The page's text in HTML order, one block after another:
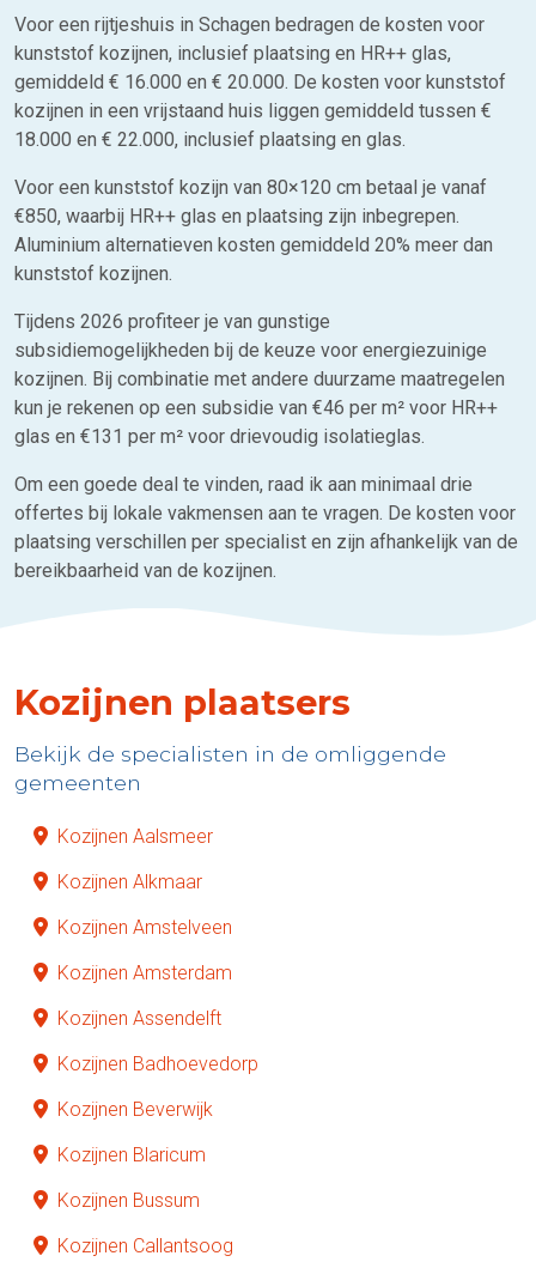
Voor een rijtjeshuis in Schagen bedragen de kosten voor
kunststof kozijnen, inclusief plaatsing en HR++ glas,
gemiddeld € 16.000 en € 20.000. De kosten voor kunststof
kozijnen in een vrijstaand huis liggen gemiddeld tussen €
18.000 en € 22.000, inclusief plaatsing en glas.
Voor een kunststof kozijn van 80×120 cm betaal je vanaf
€850, waarbij HR++ glas en plaatsing zijn inbegrepen.
Aluminium alternatieven kosten gemiddeld 20% meer dan
kunststof kozijnen.
Tijdens 2026 profiteer je van gunstige
subsidiemogelijkheden bij de keuze voor energiezuinige
kozijnen. Bij combinatie met andere duurzame maatregelen
kun je rekenen op een subsidie van €46 per m² voor HR++
glas en €131 per m² voor drievoudig isolatieglas.
Om een goede deal te vinden, raad ik aan minimaal drie
offertes bij lokale vakmensen aan te vragen. De kosten voor
plaatsing verschillen per specialist en zijn afhankelijk van de
bereikbaarheid van de kozijnen.
Kozijnen plaatsers
Bekijk de specialisten in de omliggende
gemeenten
Kozijnen Aalsmeer
Kozijnen Alkmaar
Kozijnen Amstelveen
Kozijnen Amsterdam
Kozijnen Assendelft
Kozijnen Badhoevedorp
Kozijnen Beverwijk
Kozijnen Blaricum
Kozijnen Bussum
Kozijnen Callantsoog